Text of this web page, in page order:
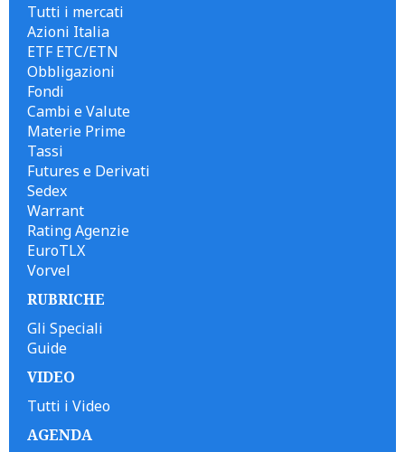
Tutti i mercati
Azioni Italia
ETF ETC/ETN
Obbligazioni
Fondi
Cambi e Valute
Materie Prime
Tassi
Futures e Derivati
Sedex
Warrant
Rating Agenzie
EuroTLX
Vorvel
RUBRICHE
Gli Speciali
Guide
VIDEO
Tutti i Video
AGENDA